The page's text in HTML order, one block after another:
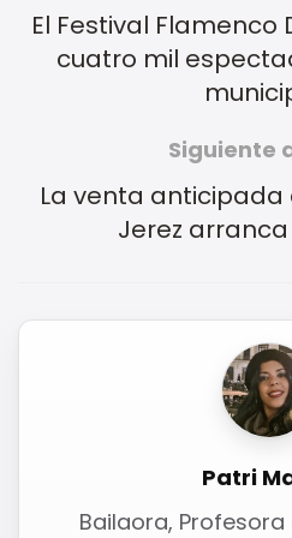
El Festival
cuatro mil
Siguiente
La venta anticipada
Jerez
Patri
Bailaora,